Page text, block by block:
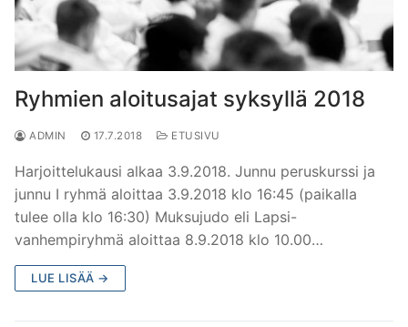
Ryhmien aloitusajat syksyllä 2018
ADMIN 17.7.2018 ETUSIVU
Harjoittelukausi alkaa 3.9.2018. Junnu peruskurssi ja
junnu I ryhmä aloittaa 3.9.2018 klo 16:45 (paikalla
tulee olla klo 16:30) Muksujudo eli Lapsi-
vanhempiryhmä aloittaa 8.9.2018 klo 10.00…
LUE LISÄÄ →